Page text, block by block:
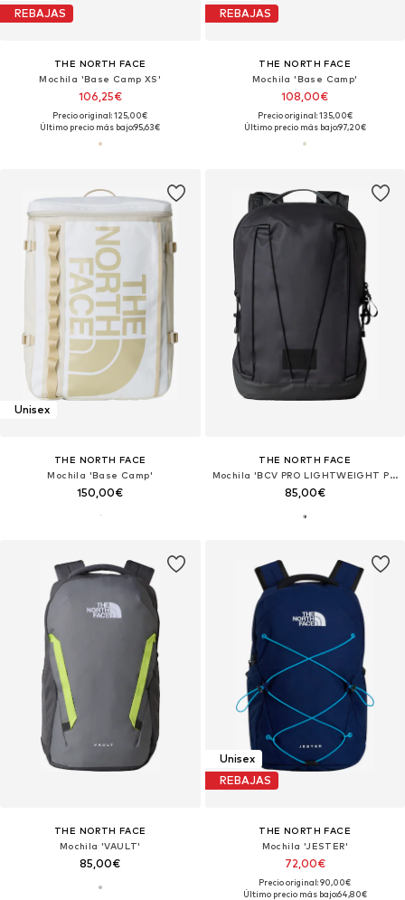
REBAJAS
THE NORTH FACE
Mochila 'Base Camp XS'
106,25€
Precio original: 125,00€
Último precio más bajo:95,63€
REBAJAS
THE NORTH FACE
Mochila 'Base Camp'
108,00€
Precio original: 135,00€
Último precio más bajo:97,20€
Unisex
THE NORTH FACE
Mochila 'Base Camp'
150,00€
THE NORTH FACE
Mochila 'BCV PRO LIGHTWEIGHT PACK'
85,00€
THE NORTH FACE
Mochila 'VAULT'
85,00€
Unisex
REBAJAS
THE NORTH FACE
Mochila 'JESTER'
72,00€
Precio original: 90,00€
Último precio más bajo:64,80€